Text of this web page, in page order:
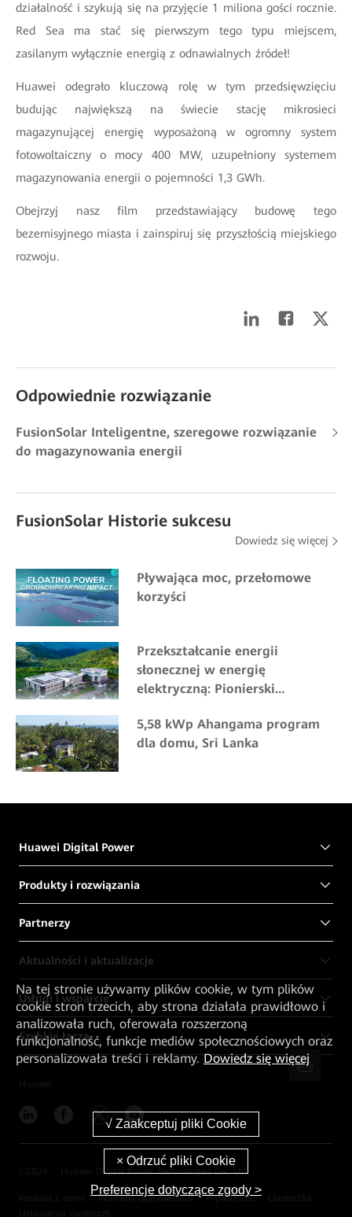
działalność i szykują się na przyjęcie 1 miliona gości rocznie.
Red Sea ma stać się pierwszym tego typu miejscem,
zasilanym wyłącznie energią z odnawialnych źródeł!
Huawei odegrało kluczową rolę w tym przedsięwzięciu
budując największą na świecie stację mikrosieci
magazynującej energię wyposażoną w ogromny system
fotowoltaiczny o mocy 400 MW, uzupełniony systemem
magazynowania energii o pojemności 1,3 GWh.
Obejrzyj nasz film przedstawiający budowę tego
bezemisyjnego miasta i zainspiruj się przyszłością miejskiego
rozwoju.
Odpowiednie rozwiązanie
FusionSolar Inteligentne, szeregowe rozwiązanie
do magazynowania energii
FusionSolar Historie sukcesu
Dowiedz się więcej
Pływająca moc, przełomowe
korzyści
Przekształcanie energii
słonecznej w energię
elektryczną: Pionierski
Bukit Asam w Indonezji
5,58 kWp Ahangama program
dla domu, Sri Lanka
Huawei Digital Power
Produkty i rozwiązania
Partnerzy
Aktualności i aktualizacje
Usługi i wsparcie
Szybkie łącza
Huawei Digital Power Technologies Co., Ltd.
Warunki użytkowania Prywatność
Na tej stronie używamy plików cookie, w tym plików
cookie stron trzecich, aby strona działała prawidłowo i
analizowała ruch, oferowała rozszerzoną
funkcjonalność, funkcje mediów społecznościowych oraz
personalizowała treści i reklamy.Dowiedz się więcej
Preferencje dotyczące zgody >